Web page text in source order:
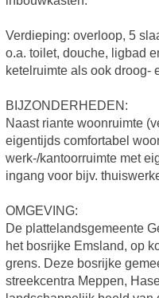
Verdieping: overloop, 5
o.a. toilet, douche, ligbad
ketelruimte als ook droog-
BIJZONDERHEDEN:
Naast riante woonruimte
eigentijds comfortabel
werk-/kantoorruimte met
ingang voor bijv.
OMGEVING:
De plattelandsgemeente
het bosrijke Emsland, op
grens. Deze bosrijke
streekcentra Meppen,